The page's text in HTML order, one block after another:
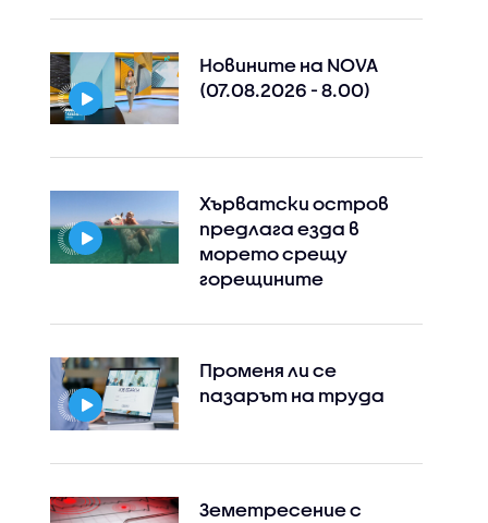
Новините на NOVA
(07.08.2026 - 8.00)
Хърватски остров
предлага езда в
морето срещу
горещините
Променя ли се
пазарът на труда
Земетресение с